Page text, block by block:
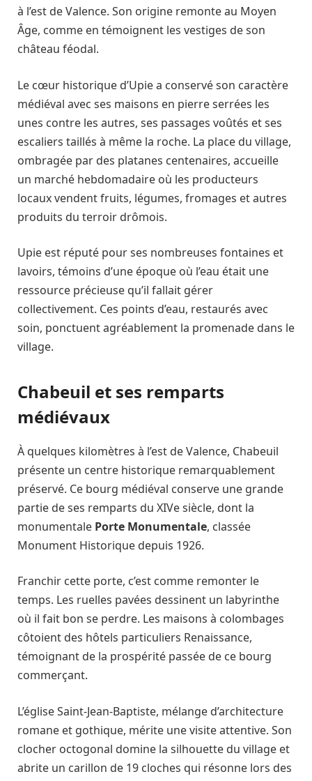
à l’est de Valence. Son origine remonte au Moyen
Âge, comme en témoignent les vestiges de son
château féodal.
Le cœur historique d’Upie a conservé son caractère
médiéval avec ses maisons en pierre serrées les
unes contre les autres, ses passages voûtés et ses
escaliers taillés à même la roche. La place du village,
ombragée par des platanes centenaires, accueille
un marché hebdomadaire où les producteurs
locaux vendent fruits, légumes, fromages et autres
produits du terroir drômois.
Upie est réputé pour ses nombreuses fontaines et
lavoirs, témoins d’une époque où l’eau était une
ressource précieuse qu’il fallait gérer
collectivement. Ces points d’eau, restaurés avec
soin, ponctuent agréablement la promenade dans le
village.
Chabeuil et ses remparts
médiévaux
À quelques kilomètres à l’est de Valence, Chabeuil
présente un centre historique remarquablement
préservé. Ce bourg médiéval conserve une grande
partie de ses remparts du XIVe siècle, dont la
monumentale Porte Monumentale, classée
Monument Historique depuis 1926.
Franchir cette porte, c’est comme remonter le
temps. Les ruelles pavées dessinent un labyrinthe
où il fait bon se perdre. Les maisons à colombages
côtoient des hôtels particuliers Renaissance,
témoignant de la prospérité passée de ce bourg
commerçant.
L’église Saint-Jean-Baptiste, mélange d’architecture
romane et gothique, mérite une visite attentive. Son
clocher octogonal domine la silhouette du village et
abrite un carillon de 19 cloches qui résonne lors des